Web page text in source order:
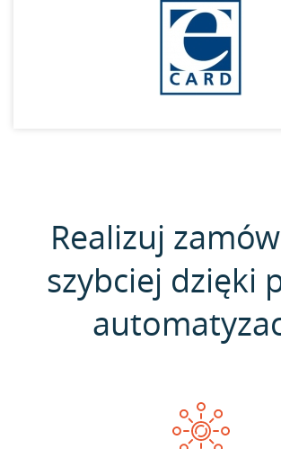
Realizuj
szybciej dzięki